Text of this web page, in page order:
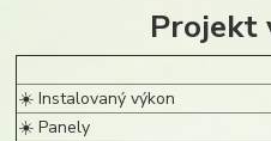
Projekt
☀️ Instalovaný výkon
☀️ Panely